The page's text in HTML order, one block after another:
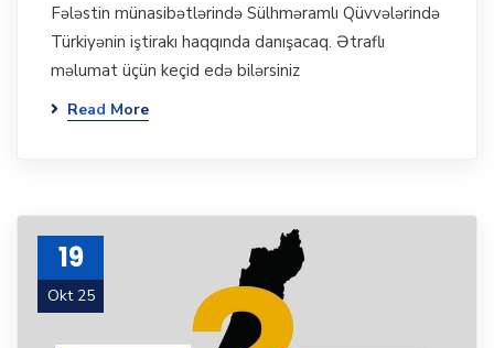
Fələstin münasibətlərində Sülhməramlı Qüvvələrində
Türkiyənin iştirakı haqqında danışacaq. Ətraflı
məlumat üçün keçid edə bilərsiniz
Read More
19
Okt 25